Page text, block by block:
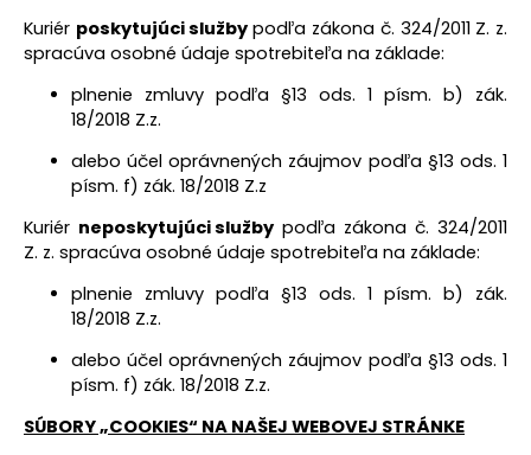
Kuriér poskytujúci službypodľa zákona č. 324/2011 Z. z.
spracúva osobné údaje spotrebiteľa na základe:
plnenie zmluvy podľa §13 ods. 1 písm. b) zák.
18/2018 Z.z.
alebo účel oprávnených záujmov podľa §13 ods. 1
písm. f) zák. 18/2018 Z.z
Kuriér neposkytujúci služby podľa zákona č. 324/2011
Z. z. spracúva osobné údaje spotrebiteľa na základe:
plnenie zmluvy podľa §13 ods. 1 písm. b) zák.
18/2018 Z.z.
alebo účel oprávnených záujmov podľa §13 ods. 1
písm. f) zák. 18/2018 Z.z.
SÚBORY „COOKIES“ NA NAŠEJ WEBOVEJ STRÁNKE